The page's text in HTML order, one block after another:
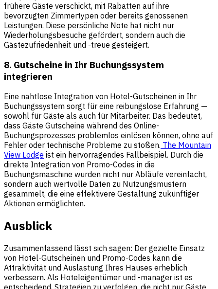
frühere Gäste verschickt, mit Rabatten auf ihre
bevorzugten Zimmertypen oder bereits genossenen
Leistungen. Diese persönliche Note hat nicht nur
Wiederholungsbesuche gefördert, sondern auch die
Gästezufriedenheit und -treue gesteigert.
8. Gutscheine in Ihr Buchungssystem
integrieren
Eine nahtlose Integration von Hotel-Gutscheinen in Ihr
Buchungssystem sorgt für eine reibungslose Erfahrung —
sowohl für Gäste als auch für Mitarbeiter. Das bedeutet,
dass Gäste Gutscheine während des Online-
Buchungsprozesses problemlos einlösen können, ohne auf
Fehler oder technische Probleme zu stoßen. The Mountain
View Lodge ist ein hervorragendes Fallbeispiel. Durch die
direkte Integration von Promo-Codes in die
Buchungsmaschine wurden nicht nur Abläufe vereinfacht,
sondern auch wertvolle Daten zu Nutzungsmustern
gesammelt, die eine effektivere Gestaltung zukünftiger
Aktionen ermöglichten.
Ausblick
Zusammenfassend lässt sich sagen: Der gezielte Einsatz
von Hotel-Gutscheinen und Promo-Codes kann die
Attraktivität und Auslastung Ihres Hauses erheblich
verbessern. Als Hoteleigentümer und -manager ist es
entscheidend, Strategien zu verfolgen, die nicht nur Gäste